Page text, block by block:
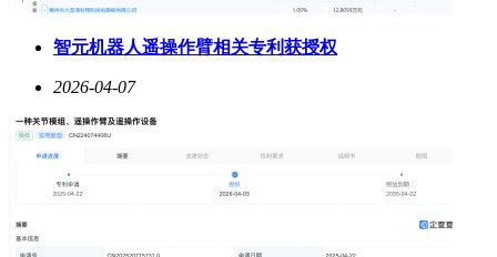
智元机器人遥操作臂相关专利获授权
2026-04-07